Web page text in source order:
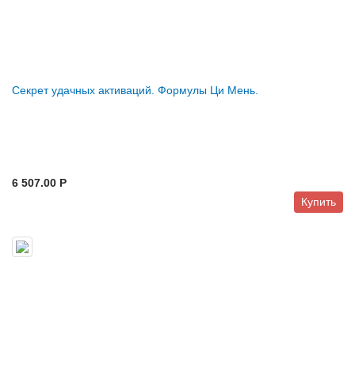
Секрет удачных активаций. Формулы Ци Мень.
6 507.00 P
Купить